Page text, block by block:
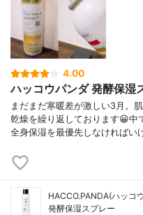
4.00
ハッコウパンダ 発酵保湿
まだまだ寒暖差が激しい3月。
乾燥を繰り返しております😀中
全身保湿を最優先しなければい
HACCO.PANDA(ハッコ
発酵保湿スプレー